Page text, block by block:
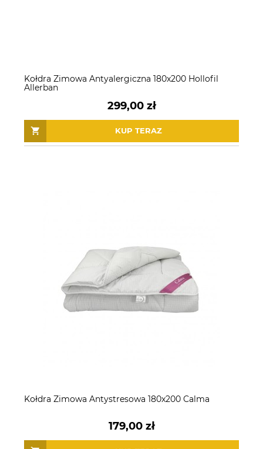
Kołdra Zimowa Antyalergiczna 180x200 Hollofil
Allerban
299,00 zł
KUP TERAZ
Kołdra Zimowa Antystresowa 180x200 Calma
179,00 zł